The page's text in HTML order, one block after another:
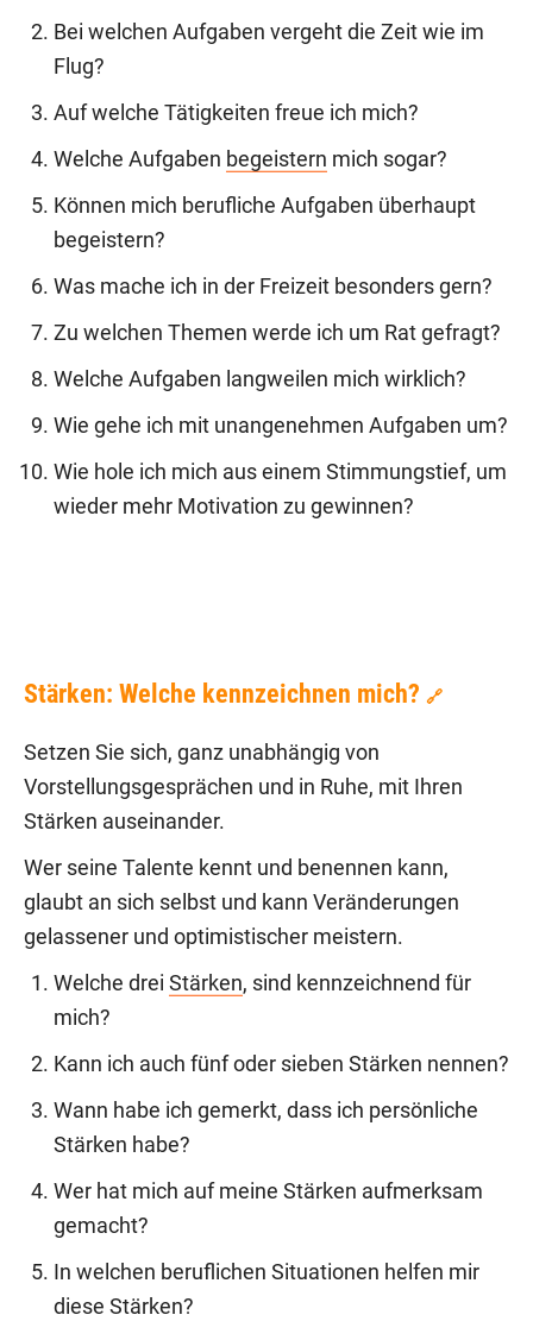
Bei welchen Aufgaben vergeht die Zeit wie im
Flug?
Auf welche Tätigkeiten freue ich mich?
Welche Aufgaben begeistern mich sogar?
Können mich berufliche Aufgaben überhaupt
begeistern?
Was mache ich in der Freizeit besonders gern?
Zu welchen Themen werde ich um Rat gefragt?
Welche Aufgaben langweilen mich wirklich?
Wie gehe ich mit unangenehmen Aufgaben um?
Wie hole ich mich aus einem Stimmungstief, um
wieder mehr Motivation zu gewinnen?
Stärken: Welche kennzeichnen mich? 🔗
Setzen Sie sich, ganz unabhängig von
Vorstellungsgesprächen und in Ruhe, mit Ihren
Stärken auseinander.
Wer seine Talente kennt und benennen kann,
glaubt an sich selbst und kann Veränderungen
gelassener und optimistischer meistern.
Welche drei Stärken, sind kennzeichnend für
mich?
Kann ich auch fünf oder sieben Stärken nennen?
Wann habe ich gemerkt, dass ich persönliche
Stärken habe?
Wer hat mich auf meine Stärken aufmerksam
gemacht?
In welchen beruflichen Situationen helfen mir
diese Stärken?